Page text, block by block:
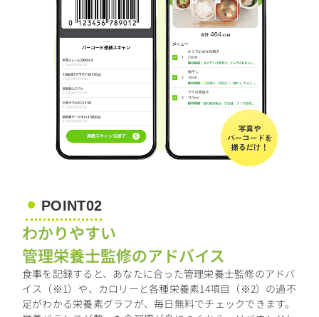
POINT02
わかりやすい
管理栄養士監修のアドバイス
食事を記録すると、あなたに合った管理栄養士監修のアドバ
イス（※1）や、カロリーと各種栄養素14項目（※2）の過不
足がわかる栄養素グラフが、毎日無料でチェックできます。